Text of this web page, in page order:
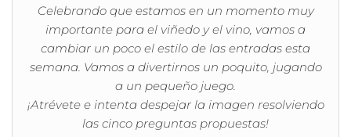
Celebrando que estamos en un momento muy
importante para el viñedo y el vino, vamos a
cambiar un poco el estilo de las entradas esta
semana. Vamos a divertirnos un poquito, jugando
a un pequeño juego.
¡Atrévete e intenta despejar la imagen resolviendo
las cinco preguntas propuestas!